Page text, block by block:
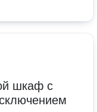
шкаф с